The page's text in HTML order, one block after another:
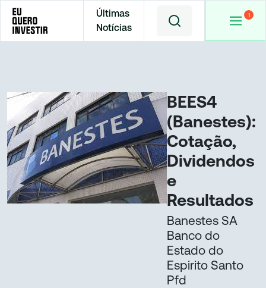
Últimas
Notícias
Home Cotações
BEES4
(Banestes):
Cotação,
Dividendos
e
Resultados
Banestes SA
Banco do
Estado do
Espirito Santo
Pfd